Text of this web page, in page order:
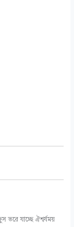
ভরে যাচ্ছে ঐশ্বর্যময়